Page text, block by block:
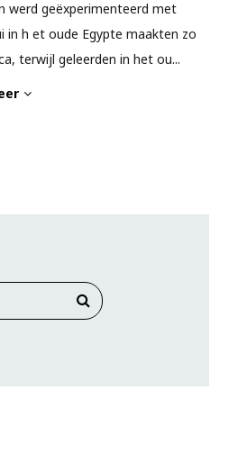
werd geëxperimenteerd met
in h et oude Egypte maakten zo
terwijl geleerden in het ou...